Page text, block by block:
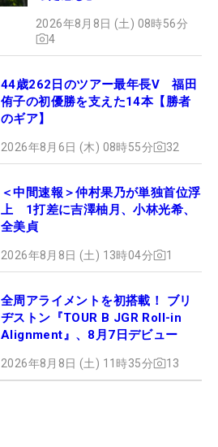
2026年8月8日 (土) 08時56分
4
44歳262日のツアー最年長V 福田
侑子の初優勝を支えた14本【勝者
のギア】
2026年8月6日 (木) 08時55分 32
＜中間速報＞仲村果乃が単独首位浮
上 1打差に吉澤柚月、小林光希、
全美貞
2026年8月8日 (土) 13時04分 1
全周アライメントを初搭載！ ブリ
ヂストン『TOUR B JGR Roll-in
Alignment』、8月7日デビュー
2026年8月8日 (土) 11時35分 13